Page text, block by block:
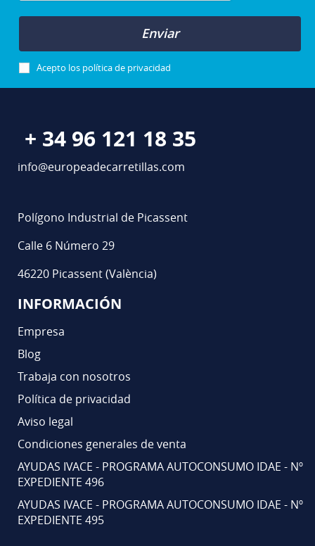
Enviar
Acepto los política de privacidad
+ 34 96 121 18 35
info@europeadecarretillas.com
Polígono Industrial de Picassent
Calle 6 Número 29
46220 Picassent (València)
INFORMACIÓN
Empresa
Blog
Trabaja con nosotros
Política de privacidad
Aviso legal
Condiciones generales de venta
AYUDAS IVACE - PROGRAMA AUTOCONSUMO IDAE - Nº
EXPEDIENTE 496
AYUDAS IVACE - PROGRAMA AUTOCONSUMO IDAE - Nº
EXPEDIENTE 495